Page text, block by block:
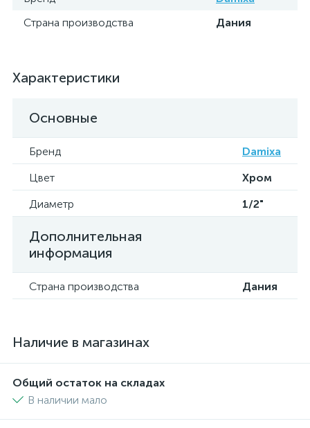
Страна производства
Дания
Характеристики
Основные
Бренд
Damixa
Цвет
Хром
Диаметр
1/2"
Дополнительная
информация
Страна производства Дания
Наличие в магазинах
Общий остаток на складах
В наличии мало